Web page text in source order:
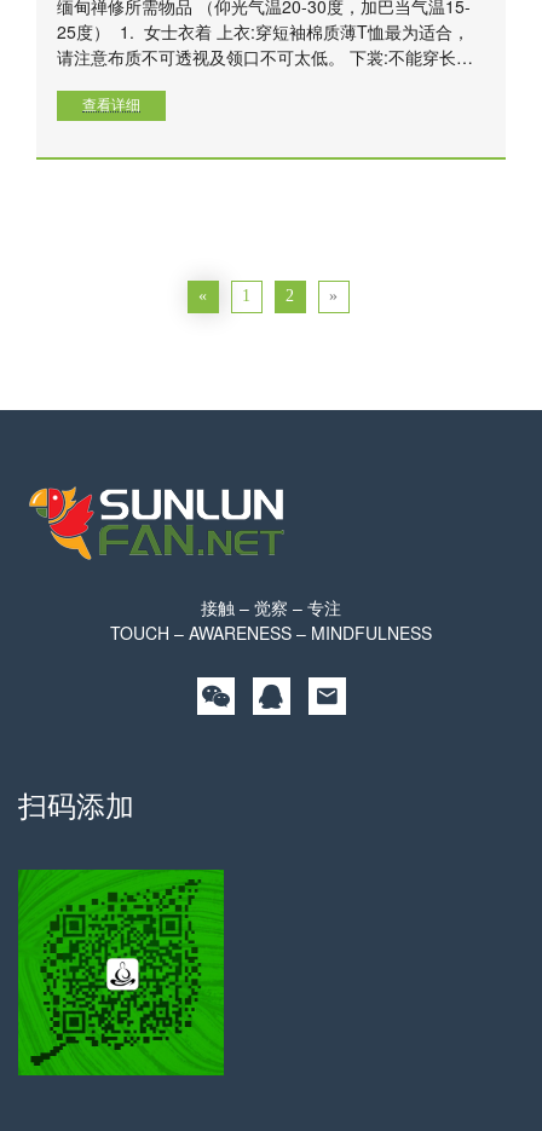
缅甸禅修所需物品 （仰光气温20-30度，加巴当气温15-
25度） 1. 女士衣着 上衣:穿短袖棉质薄T恤最为适合，
请注意布质不可透视及领口不可太低。 下裳:不能穿长
着长及脚眼之长裙或longyi）。 不宜穿丝袜或袜裤。 披
查看详细
« 1 2 »
接触 – 觉察 – 专注
TOUCH – AWARENESS – MINDFULNESS
扫码添加